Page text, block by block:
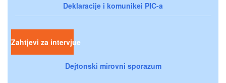
Deklaracije i komunikei PIC-a
Zahtjevi za intervjue
Dejtonski mirovni sporazum